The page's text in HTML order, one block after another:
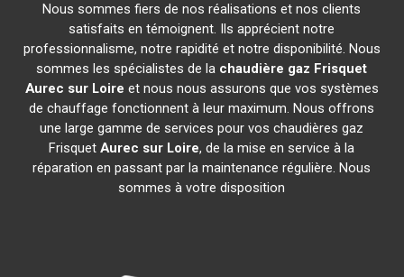
Nous sommes fiers de nos réalisations et nos clients
satisfaits en témoignent. Ils apprécient notre
professionnalisme, notre rapidité et notre disponibilité. Nous
sommes les spécialistes de la chaudière gaz Frisquet
Aurec sur Loire et nous nous assurons que vos systèmes
de chauffage fonctionnent à leur maximum. Nous offrons
une large gamme de services pour vos chaudières gaz
FrisquetAurec sur Loire, de la mise en service à la
réparation en passant par la maintenance régulière. Nous
sommes à votre disposition